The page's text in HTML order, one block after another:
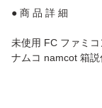
● 商 品 詳 細
未使用 FC ファミ
ナムコ namcot 箱説